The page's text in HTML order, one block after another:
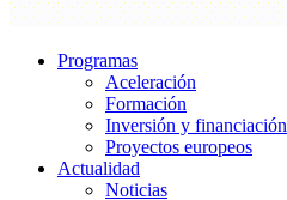
Programas
Aceleración
Formación
Inversión y financiación
Proyectos europeos
Actualidad
Noticias